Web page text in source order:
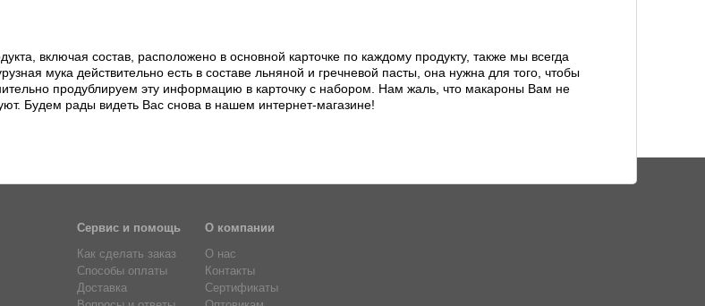
включая состав, расположено в основной карточке по каждому продукту, также мы всегда
мука действительно есть в составе льняной и гречневой пасты, она нужна для того, чтобы
продублируем эту информацию в карточку с набором. Нам жаль, что макароны Вам не
Будем рады видеть Вас снова в нашем интернет-магазине!
Сервис и помощь
Как сделать заказ
Способы оплаты
Доставка
О компании
О нас
Контакты
Сертификаты